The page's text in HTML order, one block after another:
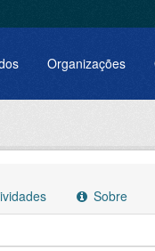
Organizações
Sobre